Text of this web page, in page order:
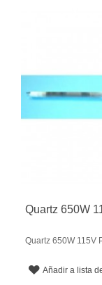
Quartz 650W
Quartz 650W 115V
Añadir a lista